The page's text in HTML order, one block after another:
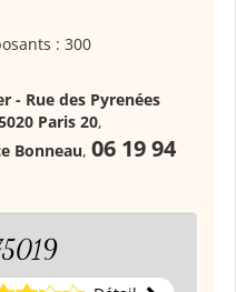
: 300
- Rue des Pyrenées
Paris 20,
Bonneau, 06 19 94